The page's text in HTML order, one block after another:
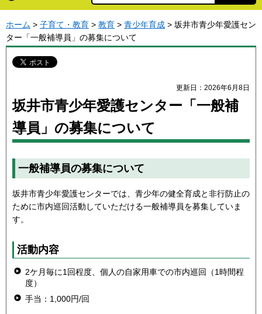
ホーム > 子育て・教育 > 教育 > 青少年育成 > 坂井市青少年愛護セン
ター「一般補導員」の募集について
更新日：2026年6月8日
坂井市青少年愛護センター「一般補
導員」の募集について
一般補導員の募集について
坂井市青少年愛護センターでは、青少年の健全育成と非行防止の
ために市内巡回活動していただける一般補導員を募集していま
す。
活動内容
2ケ月毎に1回程度、個人の自家用車での市内巡回（1時間程
度）
手当：1,000円/回